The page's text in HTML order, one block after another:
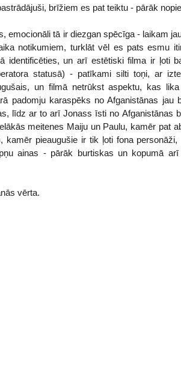
brīžiem es pat teiktu - pārāk
emocionāli tā ir diezgan spēcīga - laikam
notikumiem, turklāt vēl es pats esmu
identificēties, un arī estētiski filma ir ļoti
statusā) - patīkami silti toņi, ar
un filmā netrūkst aspektu, kas
padomju karaspēks no Afganistānas jau
līdz ar to arī Jonass īsti no Afganistānas
meitenes Maiju un Paulu, kamēr pat
kamēr pieaugušie ir tik ļoti fona
ainas - pārāk burtiskas un kopumā arī
vērta.